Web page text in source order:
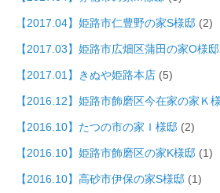
【2017.04】姫路市仁豊野の家S様邸 (2)
【2017.03】姫路市広畑区蒲田の家O様邸
【2017.01】きぬや姫路本店 (5)
【2016.12】姫路市飾磨区今在家の家Ｋ
【2016.10】たつの市の家Ｉ様邸 (2)
【2016.10】姫路市飾磨区の家K様邸 (1)
【2016.10】高砂市伊保の家S様邸 (1)